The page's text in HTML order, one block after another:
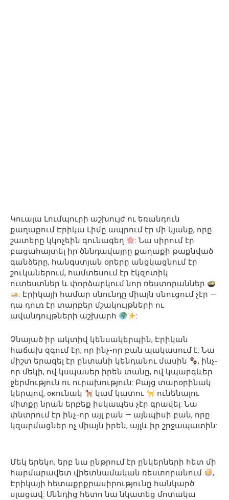
Կուալա Լումպուրի աշխույժ ու եռանդուն
քաղաքում Էրիկա Լիմը ապրում էր մի կյանք, որը
շատերը կկոչեին գունագեղ
: Նա սիրում էր
բացահայտել իր ծննդավայրը քաղաքի թաքնված
գանձերը, հանգստյան օրերը անցկացնում էր
շուկաներում, համտեսում էր էկզոտիկ
ուտեստներ և փորձարկում նոր ռեստորաններ
: Էրիկայի համար սնունդը միայն սնուցում չէր —
դա դուռ էր տարբեր մշակույթների ու
ավանդույթների աշխարհ
:
Չնայած իր ակտիվ կենսակերպին, Էրիկան
հաճախ զգում էր, որ ինչ-որ բան պակասում է: Նա
միշտ երազել էր ընտանի կենդանու մասին
, ինչ-
որ մեկի, ով կսպասեր իրեն տանը, ով կպարգևեր
ջերմություն ու ուրախություն: Բայց տարօրինակ
կերպով, σκունակ
կամ կատու
ունենալու
միտքը նրան երբեք իսկապես չէր գրավել: Նա
փնտրում էր ինչ-որ այլ բան — այնպիսի բան, որը
կզարմացներ ոչ միայն իրեն, այլև իր շրջապատին:
Մեկ երեկո, երբ նա ընթրում էր ընկերների հետ մի
հարմարավետ վիետնամական ռեստորանում
,
Էրիկայի հետաքրքրասիրությունը հանկարծ
սլացավ: Սննդից հետո նա նկատեց մոտակա